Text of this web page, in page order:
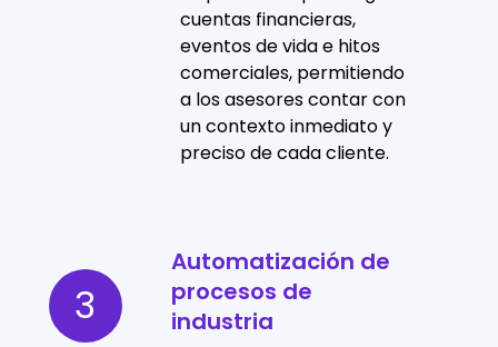
cuentas financieras,
eventos de vida e hitos
comerciales, permitiendo
a los asesores contar con
un contexto inmediato y
preciso de cada cliente.
3
Automatización de
procesos de
industria
Automatización
de
procesos